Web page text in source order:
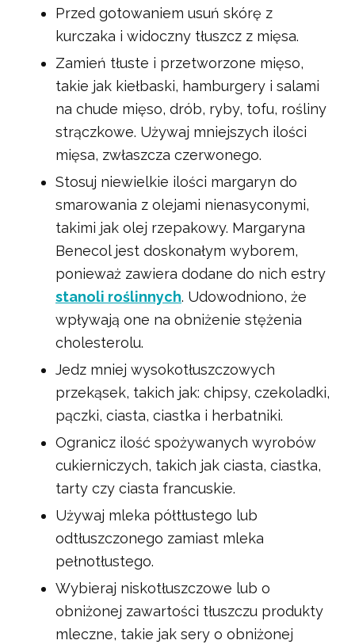
Przed gotowaniem usuń skórę z
kurczaka i widoczny tłuszcz z mięsa.
Zamień tłuste i przetworzone mięso,
takie jak kiełbaski, hamburgery i salami
na chude mięso, drób, ryby, tofu, rośliny
strączkowe. Używaj mniejszych ilości
mięsa, zwłaszcza czerwonego.
Stosuj niewielkie ilości margaryn do
smarowania z olejami nienasyconymi,
takimi jak olej rzepakowy. Margaryna
Benecol jest doskonałym wyborem,
ponieważ zawiera dodane do nich estry
stanoli roślinnych. Udowodniono, że
wpływają one na obniżenie stężenia
cholesterolu.
Jedz mniej wysokotłuszczowych
przekąsek, takich jak: chipsy, czekoladki,
pączki, ciasta, ciastka i herbatniki.
Ogranicz ilość spożywanych wyrobów
cukierniczych, takich jak ciasta, ciastka,
tarty czy ciasta francuskie.
Używaj mleka półtłustego lub
odtłuszczonego zamiast mleka
pełnotłustego.
Wybieraj niskotłuszczowe lub o
obniżonej zawartości tłuszczu produkty
mleczne, takie jak sery o obniżonej